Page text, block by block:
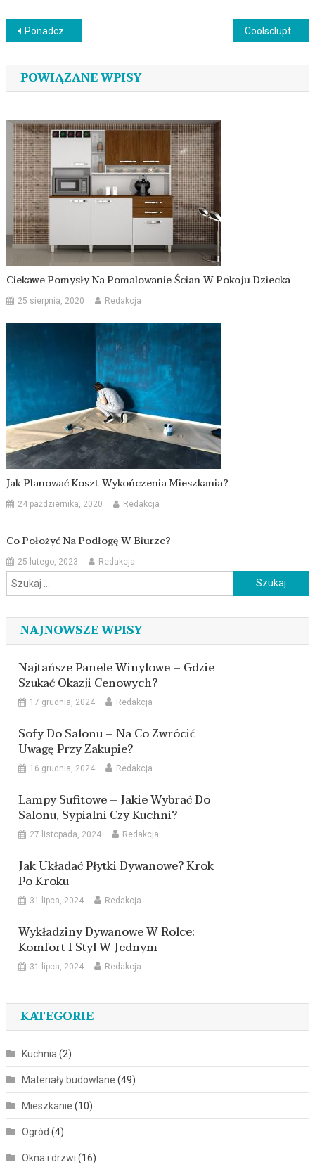
Nawigacja
wpisu
Ponadczasowe drzwi klasyczne Coolsclupting – rewolucyjna metoda modelowania sylwetki
POWIĄZANE WPISY
Ciekawe Pomysły Na Pomalowanie Ścian W Pokoju Dziecka
25 sierpnia, 2020 Redakcja
Jak Planować Koszt Wykończenia Mieszkania?
24 października, 2020 Redakcja
Co Położyć Na Podłogę W Biurze?
25 lutego, 2023 Redakcja
Szukaj:
NAJNOWSZE WPISY
Najtańsze Panele Winylowe – Gdzie
Szukać Okazji Cenowych?
17 grudnia, 2024 Redakcja
Sofy Do Salonu – Na Co Zwrócić
Uwagę Przy Zakupie?
16 grudnia, 2024 Redakcja
Lampy Sufitowe – Jakie Wybrać Do
Salonu, Sypialni Czy Kuchni?
27 listopada, 2024 Redakcja
Jak Układać Płytki Dywanowe? Krok
Po Kroku
31 lipca, 2024 Redakcja
Wykładziny Dywanowe W Rolce:
Komfort I Styl W Jednym
31 lipca, 2024 Redakcja
KATEGORIE
Kuchnia (2)
Materiały budowlane (49)
Mieszkanie (10)
Ogród (4)
Okna i drzwi (16)